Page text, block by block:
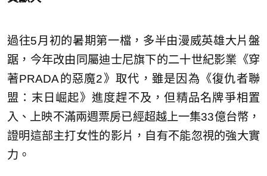
過往5月初的暑期第一檔，多半由漫威英雄大片盤
踞，今年改由同屬迪士尼旗下的二十世紀影業《穿
著PRADA的惡魔2》取代，雖是因為《復仇者聯
盟：末日崛起》進度趕不及，但精品名牌爭相置
入、上映不滿兩週票房已經超越上一集33億台幣，
證明這部主打女性的影片，自有不能忽視的強大實
力。